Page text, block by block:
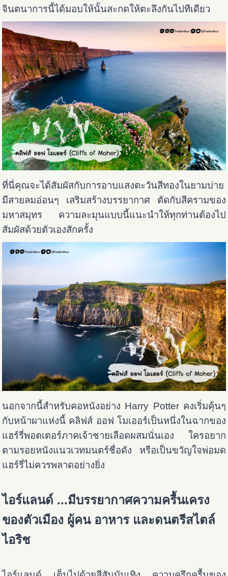
จินตนาการนี้ได้มอบให้นั้นสะกดให้ตะลึงกันไปทีเดียว
ที่นี่คุณจะได้สัมผัสกับการอาบแสงตะวันสีทองในยามบ่าย
มีสายลมอ่อนๆ เสริมสร้างบรรยากาศ ตัดกับสีครามของ
มหาสมุทร ความละมุนแบบนี้แนะนำให้ทุกท่านต้องไป
สัมผัสด้วยตัวเองสักครั้ง
นอกจากนี้สำหรับคอหนังอย่าง Harry Potter คงเริ่มคุ้นๆ
กับหน้าผาแห่งนี้ คลิฟส์ ออฟ โมเออร์เป็นหนึ่งในฉากของ
แฮร์รี่พอตเตอร์ภาคเจ้าชายเลือดผสมนั่นเอง ใครอยาก
ตามรอยหนังแนวเวทมนตร์ชื่อดัง หรือเป็นขวัญใจพ่อมด
แฮร์รี่ไม่ควรพลาดอย่างยิ่ง
ไอร์แลนด์ ...มีบรรยากาศความครื้นเครง
ของตัวเมือง ผู้คน อาหาร และดนตรีสไตล์
ไอริช